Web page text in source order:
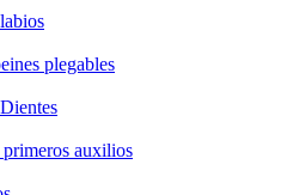
plegables
auxilios